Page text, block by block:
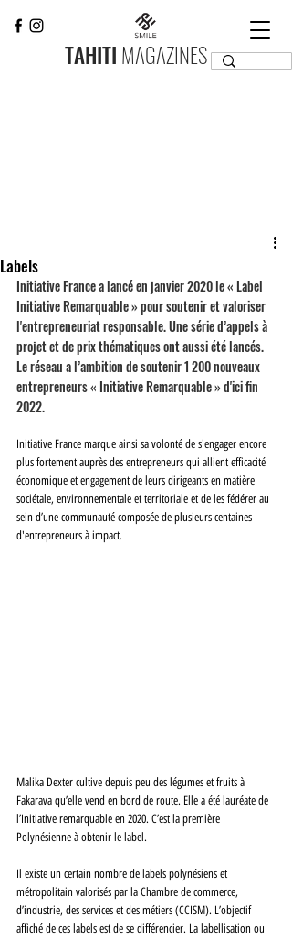
TAHITI MAGAZINES
Labels
Initiative France a lancé en janvier 2020 le « Label
Initiative Remarquable » pour soutenir et valoriser
l'entrepreneuriat responsable. Une série d’appels à
projet et de prix thématiques ont aussi été lancés.
Le réseau a l’ambition de soutenir 1 200 nouveaux
entrepreneurs « Initiative Remarquable » d'ici fin
2022.
Initiative France marque ainsi sa volonté de s'engager encore
plus fortement auprès des entrepreneurs qui allient efficacité
économique et engagement de leurs dirigeants en matière
sociétale, environnementale et territoriale et de les fédérer au
sein d’une communauté composée de plusieurs centaines
d'entrepreneurs à impact.
Malika Dexter cultive depuis peu des légumes et fruits à
Fakarava qu’elle vend en bord de route. Elle a été lauréate de
l’Initiative remarquable en 2020. C’est la première
Polynésienne à obtenir le label.
Il existe un certain nombre de labels polynésiens et
métropolitain valorisés par la Chambre de commerce,
d’industrie, des services et des métiers (CCISM). L’objectif
affiché de ces labels est de se différencier. La labellisation ou